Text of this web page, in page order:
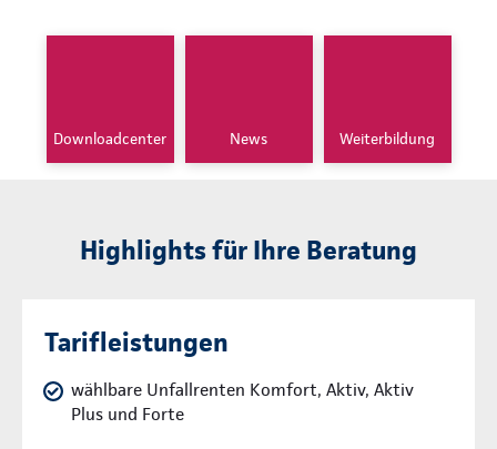
Downloadcenter News Weiterbildung
Highlights für Ihre Beratung
Tarifleistungen
wählbare Unfallrenten Komfort, Aktiv, Aktiv
Plus und Forte